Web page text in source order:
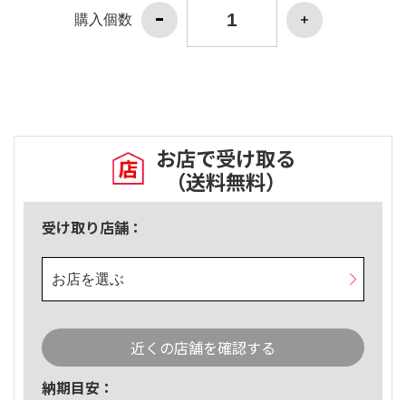
購入個数
お店で受け取る
（送料無料）
受け取り店舗：
お店を選ぶ
近くの店舗を確認する
納期目安：